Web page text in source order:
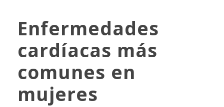
Enfermedades
cardíacas más
comunes en
mujeres